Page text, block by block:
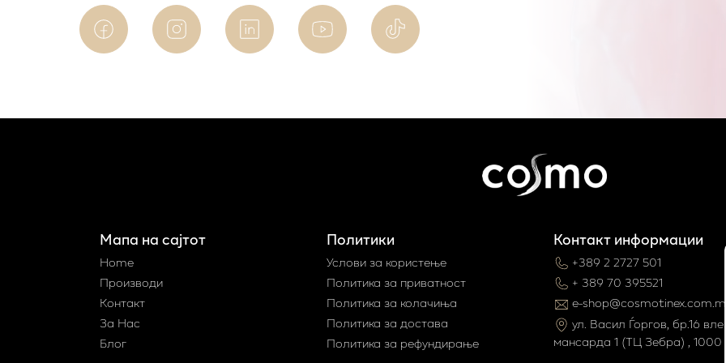
Мапа на сајтот
Home
Производи
Контакт
За Нас
Блог
Политики
Услови за користење
Политика за приватност
Политика за колачиња
Политика за достава
Политика за рефундирање
Контакт информации
+389 2 2727 501
+ 389 70 395521
e-shop@cosmotinex.com.mk
ул. Васил Ѓоргов, бр.16 влез
мaнсарда 1 (ТЦ Зебра) , 1000